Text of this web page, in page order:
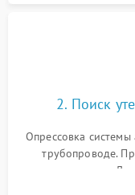
2. Поиск
Опрессовка
трубопроводе.
течеискателем.
продувка